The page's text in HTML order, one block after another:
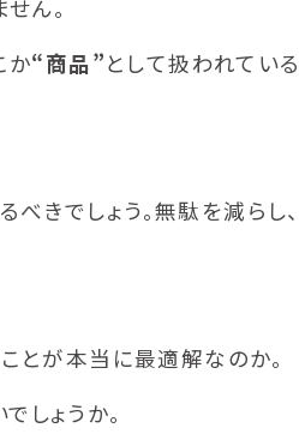
ん。
か“商品”として扱われている
きでしょう。無駄を減らし、
とが本当に最適解なのか。
しょうか。